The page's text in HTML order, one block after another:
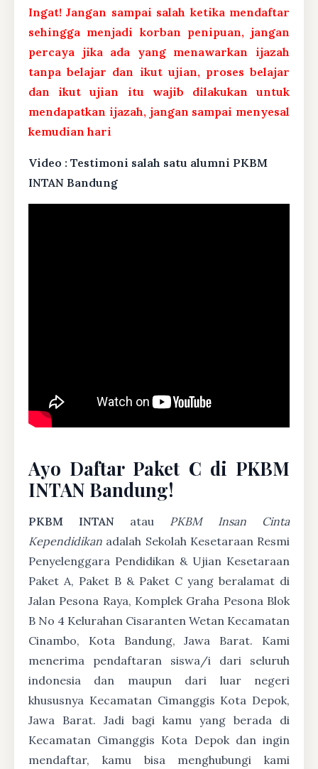
Ingat! Jangan sampai salah ketika mendaftar
sehingga menjadi korban penipuan, jangan
percaya jika ada yang menawarkan ijazah
tanpa belajar dan ikut ujian, proses belajar
dan ikut ujian itu wajib dilakukan untuk
mendapatkan ijazah, jangan sampai menyesal
kemudian hari
Video : Testimoni salah satu alumni PKBM
INTAN Bandung
Ayo Daftar Paket C di PKBM
INTAN Bandung!
PKBM INTAN atau PKBM Insan Cinta
Kependidikan adalah Sekolah Kesetaraan Resmi
Penyelenggara Pendidikan & Ujian Kesetaraan
Paket A, Paket B & Paket C yang beralamat di
Jalan Pesona Raya, Komplek Graha Pesona Blok
B No 4 Kelurahan Cisaranten Wetan Kecamatan
Cinambo, Kota Bandung, Jawa Barat. Kami
menerima pendaftaran siswa/i dari seluruh
indonesia dan maupun dari luar negeri
khususnya Kecamatan Cimanggis Kota Depok,
Jawa Barat. Jadi bagi kamu yang berada di
Kecamatan Cimanggis Kota Depok dan ingin
mendaftar, kamu bisa menghubungi kami